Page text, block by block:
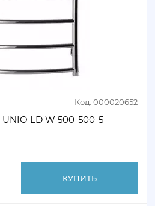
Код: 000020652
LD W 500-500-5
КУПИТЬ